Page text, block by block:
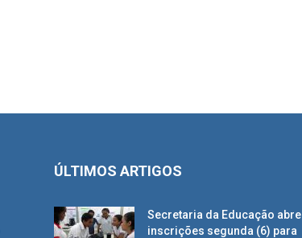
ÚLTIMOS ARTIGOS
Secretaria da Educação abre
inscrições segunda (6) para